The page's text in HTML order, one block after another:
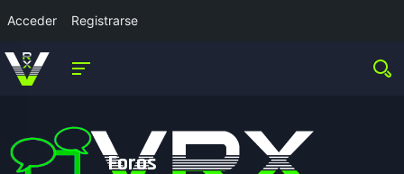
Acceder Registrarse
Foros